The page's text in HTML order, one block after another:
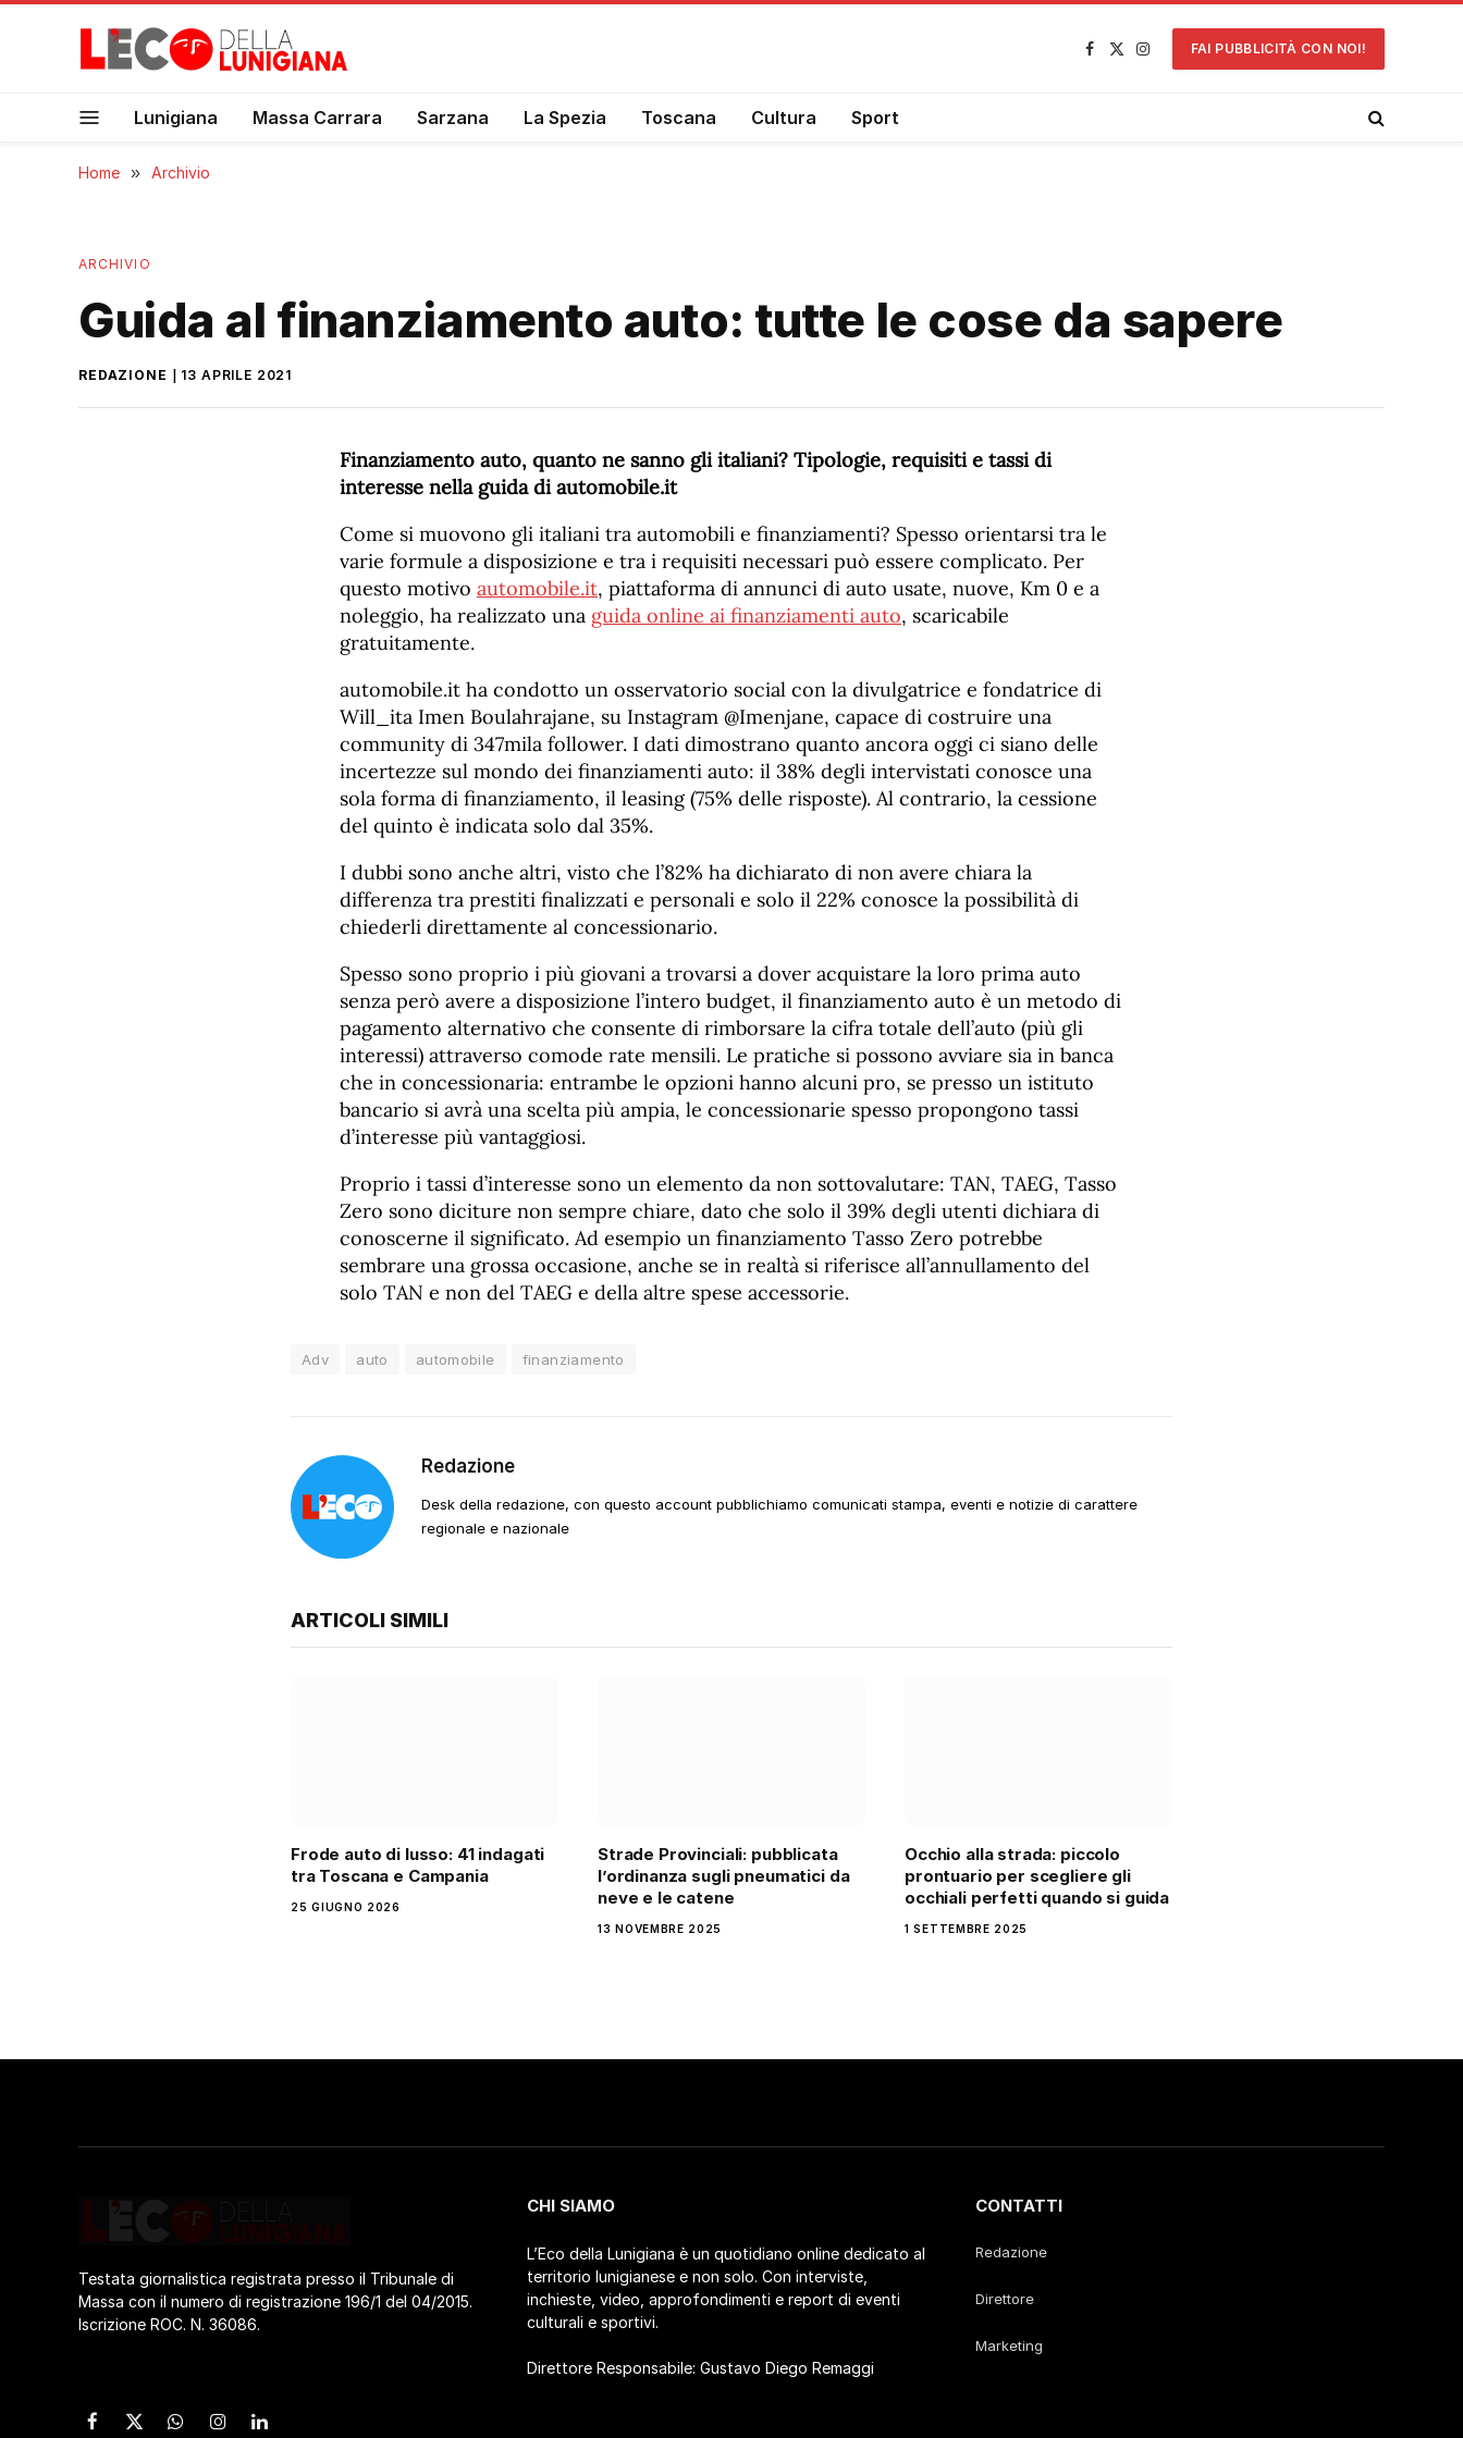
Facebook
X
Instagram
FAI PUBBLICITÀ CON NOI!
Lunigiana Massa Carrara Sarzana La Spezia Toscana Cultura Sport
Home » Archivio
ARCHIVIO
Guida al finanziamento auto: tutte le cose da sapere
REDAZIONE 13 APRILE 2021
Finanziamento auto, quanto ne sanno gli italiani? Tipologie, requisiti e tassi di
interesse nella guida di automobile.it
Come si muovono gli italiani tra automobili e finanziamenti? Spesso orientarsi tra le
varie formule a disposizione e tra i requisiti necessari può essere complicato. Per
questo motivo automobile.it, piattaforma di annunci di auto usate, nuove, Km 0 e a
noleggio, ha realizzato una guida online ai finanziamenti auto, scaricabile
gratuitamente.
automobile.it ha condotto un osservatorio social con la divulgatrice e fondatrice di
Will_ita Imen Boulahrajane, su Instagram @Imenjane, capace di costruire una
community di 347mila follower. I dati dimostrano quanto ancora oggi ci siano delle
incertezze sul mondo dei finanziamenti auto: il 38% degli intervistati conosce una
sola forma di finanziamento, il leasing (75% delle risposte). Al contrario, la cessione
del quinto è indicata solo dal 35%.
I dubbi sono anche altri, visto che l’82% ha dichiarato di non avere chiara la
differenza tra prestiti finalizzati e personali e solo il 22% conosce la possibilità di
chiederli direttamente al concessionario.
Spesso sono proprio i più giovani a trovarsi a dover acquistare la loro prima auto
senza però avere a disposizione l’intero budget, il finanziamento auto è un metodo di
pagamento alternativo che consente di rimborsare la cifra totale dell’auto (più gli
interessi) attraverso comode rate mensili. Le pratiche si possono avviare sia in banca
che in concessionaria: entrambe le opzioni hanno alcuni pro, se presso un istituto
bancario si avrà una scelta più ampia, le concessionarie spesso propongono tassi
d’interesse più vantaggiosi.
Proprio i tassi d’interesse sono un elemento da non sottovalutare: TAN, TAEG, Tasso
Zero sono diciture non sempre chiare, dato che solo il 39% degli utenti dichiara di
conoscerne il significato. Ad esempio un finanziamento Tasso Zero potrebbe
sembrare una grossa occasione, anche se in realtà si riferisce all’annullamento del
solo TAN e non del TAEG e della altre spese accessorie.
Adv auto automobile finanziamento
Redazione
Desk della redazione, con questo account pubblichiamo comunicati stampa, eventi e notizie di carattere
regionale e nazionale
ARTICOLI SIMILI
Frode auto di lusso: 41 indagati
tra Toscana e Campania
25 GIUGNO 2026
Strade Provinciali: pubblicata
l’ordinanza sugli pneumatici da
neve e le catene
13 NOVEMBRE 2025
Occhio alla strada: piccolo
prontuario per scegliere gli
occhiali perfetti quando si guida
1 SETTEMBRE 2025
Testata giornalistica registrata presso il Tribunale di
Massa con il numero di registrazione 196/1 del 04/2015.
Iscrizione ROC. N. 36086.
CHI SIAMO
L’Eco della Lunigiana è un quotidiano online dedicato al
territorio lunigianese e non solo. Con interviste,
inchieste, video, approfondimenti e report di eventi
culturali e sportivi.
Direttore Responsabile: Gustavo Diego Remaggi
CONTATTI
Redazione
Direttore
Marketing